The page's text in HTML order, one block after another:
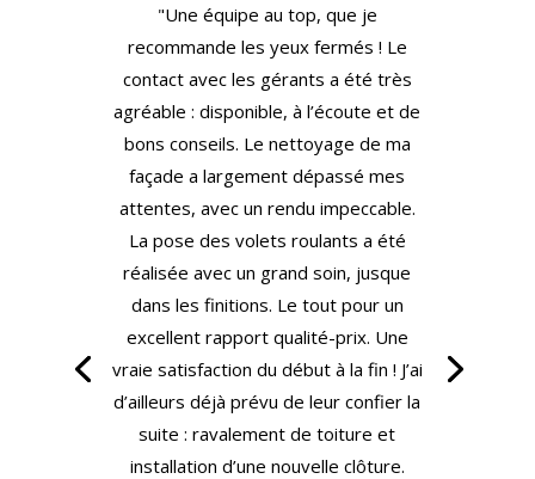
"Une équipe au top, que je
recommande les yeux fermés ! Le
contact avec les gérants a été très
agréable : disponible, à l’écoute et de
bons conseils. Le nettoyage de ma
façade a largement dépassé mes
attentes, avec un rendu impeccable.
La pose des volets roulants a été
réalisée avec un grand soin, jusque
dans les finitions. Le tout pour un
excellent rapport qualité-prix. Une
vraie satisfaction du début à la fin ! J’ai
d’ailleurs déjà prévu de leur confier la
suite : ravalement de toiture et
installation d’une nouvelle clôture.